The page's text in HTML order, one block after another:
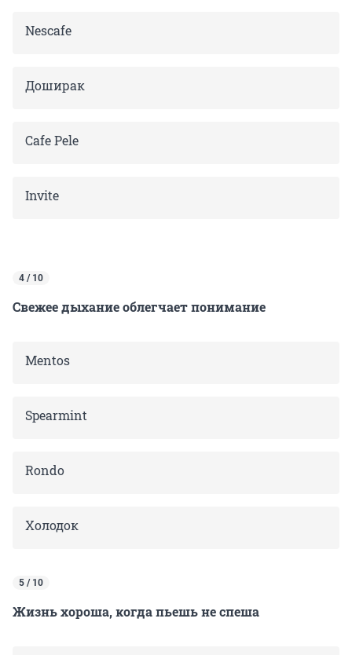
Nescafe
Доширак
Cafe Pele
Invite
4 / 10
Свежее дыхание облегчает понимание
Mentos
Spearmint
Rondo
Холодок
5 / 10
Жизнь хороша, когда пьешь не спеша